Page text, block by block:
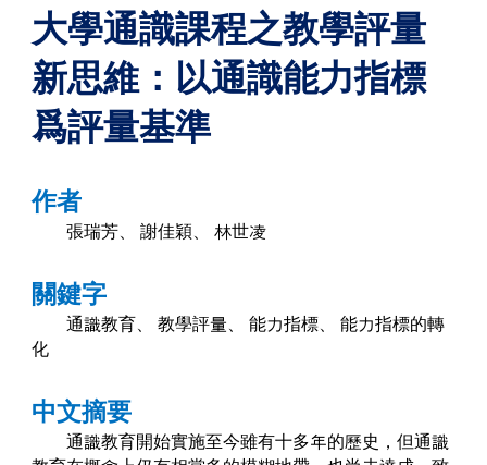
大學通識課程之教學評量
新思維：以通識能力指標
爲評量基準
作者
張瑞芳、 謝佳穎、 林世凌
關鍵字
通識教育、 教學評量、 能力指標、
能力指標的轉
化
中文摘要
通識教育開始實施至今雖有十多年的歷史，但通識